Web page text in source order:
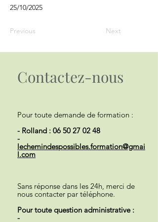
25/10/2025
Previous Next
Contactez-nous
Pour toute demande de formation :
- Rolland : 06 50 27 02 48
-
lechemindespossibles.formation@gmai
l.com
Sans réponse dans les 24h, merci de
nous contacter par téléphone.
Pour toute question administrative :
-